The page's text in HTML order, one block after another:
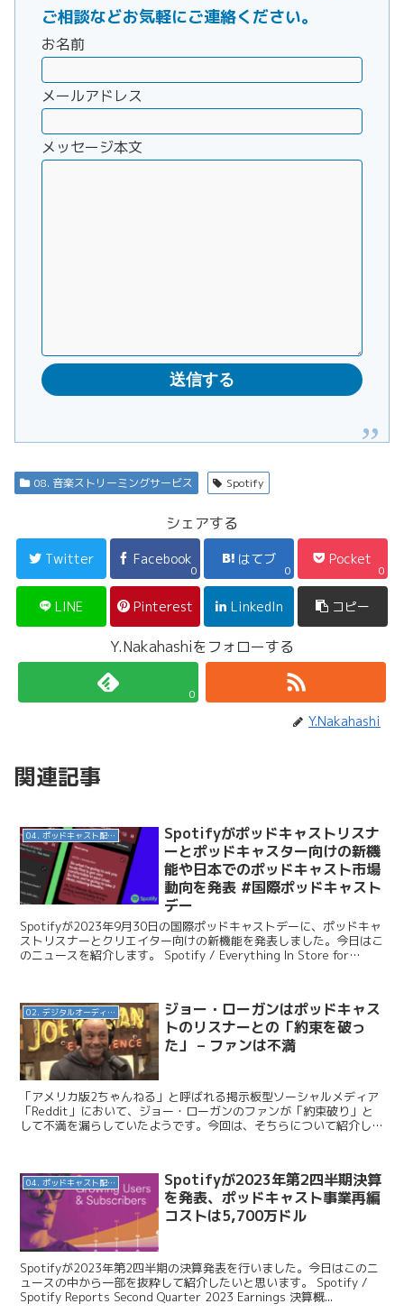
ご相談などお気軽にご連絡ください。
お名前
メールアドレス
メッセージ本文
08. 音楽ストリーミングサービス Spotify
シェアする
Twitter Facebook
0
はてブ
0
Pocket
0
LINE Pinterest LinkedIn コピー
Y.Nakahashiをフォローする
0
Y.Nakahashi
関連記事
04. ポッドキャスト配信・制作等
Spotifyがポッドキャストリスナ
ーとポッドキャスター向けの新機
能や日本でのポッドキャスト市場
動向を発表 #国際ポッドキャスト
デー
Spotifyが2023年9月30日の国際ポッドキャストデーに、ポッドキャ
ストリスナーとクリエイター向けの新機能を発表しました。今日はこ
のニュースを紹介します。 Spotify / Everything In Store for
02. デジタルオーディオ広告（音声広告）
ジョー・ローガンはポッドキャス
トのリスナーとの「約束を破っ
た」 – ファンは不満
「アメリカ版2ちゃんねる」と呼ばれる掲示板型ソーシャルメディア
「Reddit」において、ジョー・ローガンのファンが「約束破り」と
して不満を漏らしていたようです。今回は、そちらについて紹介しま
04. ポッドキャスト配信・制作等
Spotifyが2023年第2四半期決算
を発表、ポッドキャスト事業再編
コストは5,700万ドル
Spotifyが2023年第2四半期の決算発表を行いました。今日はこのニ
ュースの中から一部を抜粋して紹介したいと思います。 Spotify /
Spotify Reports Second Quarter 2023 Earnings 決算概...